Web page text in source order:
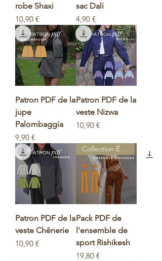
robe Shaxi
Prix
10,90 €
sac Dali
Prix
4,90 €
Patron PDF de la
jupe
Palombaggia
Prix
9,90 €
Patron PDF de la
veste Nizwa
Prix
10,90 €
Patron PDF de la
veste Chênerie
Prix
10,90 €
Collection Égypte
Pack PDF de
l'ensemble de
sport Rishikesh
Prix
19,80 €